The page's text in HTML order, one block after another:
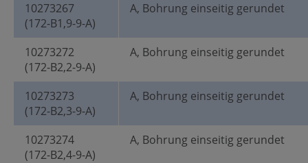
10273267
(172-B1,9-9-A)
A, Bohrung einseitig gerundet
10273272
(172-B2,2-9-A)
A, Bohrung einseitig gerundet
10273273
(172-B2,3-9-A)
A, Bohrung einseitig gerundet
10273274
(172-B2,4-9-A)
A, Bohrung einseitig gerundet